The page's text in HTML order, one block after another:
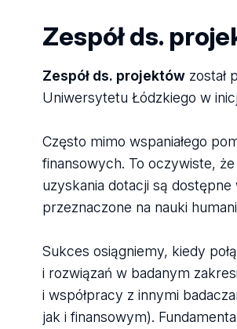
Zespół ds.
Zespół ds. projektówzostał
Uniwersytetu Łódzkiego w
Często mimo wspaniałego
finansowych. To oczywiste,
uzyskania dotacji są
przeznaczone na nauki
Sukces osiągniemy, kiedy
i rozwiązań w badanym
i współpracy z innymi
jak i finansowym).